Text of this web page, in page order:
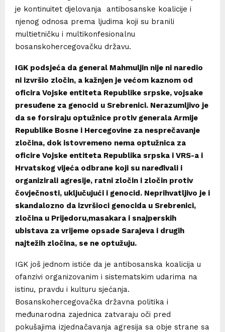
je kontinuitet djelovanja antibosanske koalicije i
njenog odnosa prema ljudima koji su branili
multietničku i multikonfesionalnu
bosanskohercegovačku državu.
IGK podsjeća da general Mahmuljin nije ni naredio
ni izvršio zločin, a kažnjen je većom kaznom od
oficira Vojske entiteta Republike srpske, vojsake
presuđene za genocid u Srebrenici. Nerazumljivo je
da se forsiraju optužnice protiv generala Armije
Republike Bosne i Hercegovine za nesprečavanje
zločina, dok istovremeno nema optužnica za
oficire Vojske entiteta Republika srpska i VRS-a i
Hrvatskog vijeća odbrane koji su naređivali i
organizirali agresije, ratni zločin i zločin protiv
čovječnosti, uključujući i genocid. Neprihvatljivo je i
skandalozno da izvršioci genocida u Srebrenici,
zločina u Prijedoru,masakara i snajperskih
ubistava za vrijeme opsade Sarajeva i drugih
najtežih zločina, se ne optužuju.
IGK još jednom istiće da je antibosanska koalicija u
ofanzivi organizovanim i sistematskim udarima na
istinu, pravdu i kulturu sjećanja.
Bosanskohercegovačka državna politika i
međunarodna zajednica zatvaraju oči pred
pokušajima izjednačavanja agresija sa obje strane sa